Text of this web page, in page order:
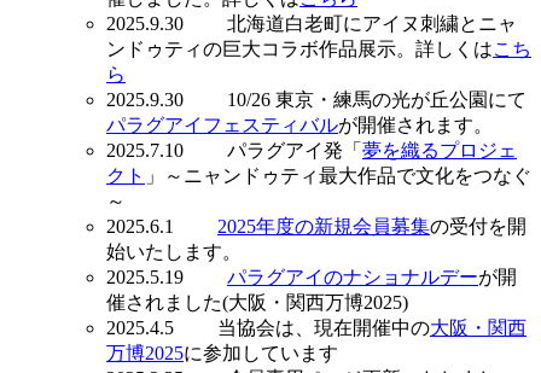
2025.9.30 北海道白老町にアイヌ刺繍とニャ
ンドゥティの巨大コラボ作品展示。詳しくはこち
ら
2025.9.30 10/26 東京・練馬の光が丘公園にて
パラグアイフェスティバルが開催されます。
2025.7.10 パラグアイ発「 夢を織るプロジェ
クト 」～ニャンドゥティ最大作品で文化をつなぐ
～
2025.6.1 2025年度の新規会員募集の受付を開
始いたします。
2025.5.19 パラグアイのナショナルデーが開
催されました(大阪・関西万博2025)
2025.4.5 当協会は、現在開催中の大阪・関西
万博2025に参加しています